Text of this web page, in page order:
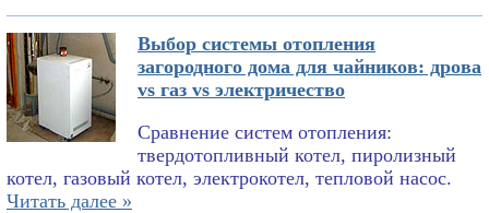
Выбор системы отопления
загородного дома для чайников: дрова
vs газ vs электричество
Сравнение систем отопления:
твердотопливный котел, пиролизный
котел, газовый котел, электрокотел, тепловой насос.
Читать далее »